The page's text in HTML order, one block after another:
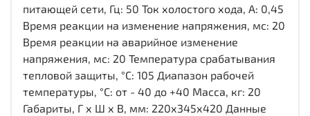
питающей сети, Гц: 50 Ток холостого хода, А: 0,45
Время реакции на изменение напряжения, мс: 20
Время реакции на аварийное изменение
напряжения, мс: 20 Температура срабатывания
тепловой защиты, °С: 105 Диапазон рабочей
температуры, °С: от - 40 до +40 Масса, кг: 20
Габариты, Г х Ш х В, мм: 220х345х420 Данные